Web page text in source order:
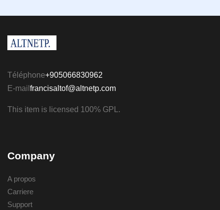
Téléphone+905066830962
E-mail francisaltof@altnetp.com
This item is licensed 100% GPL.
Company
A propos
Carriere
Support